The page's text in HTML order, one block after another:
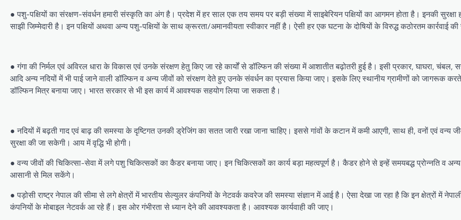
● पशु-पक्षियों का संरक्षण-संवर्धन हमारी संस्कृति का अंग है। प्रदेश में हर साल एक तय समय पर बड़ी संख्या में साइबेरियन पक्षियों का आगमन होता है। इनकी
साझी जिम्मेदारी है। इन पक्षियों अथवा अन्य पशु-पक्षियों के साथ क्रूरता/अमानवीयता स्वीकार नहीं है। ऐसी हर एक घटना के दोषियों के विरुद्ध कठोरतम कार्रवाई की
● गंगा की निर्मल एवं अविरल धारा के विकास एवं उनके संरक्षण हेतु किए जा रहे कार्यों से डॉल्फिन की संख्या में आशातीत बढ़ोतरी हुई है। इसी प्रकार, घाघरा,
आदि अन्य नदियों में भी पाई जाने वाली डॉल्फिन व अन्य जीवों को संरक्षण देते हुए उनके संवर्धन का प्रयास किया जाए। इसके लिए स्थानीय ग्रामीणों को जागरूक
डॉल्फिन मित्र बनाया जाए। भारत सरकार से भी इस कार्य में आवश्यक सहयोग लिया जा सकता है।
● नदियों में बढ़ती गाद एवं बाढ़ की समस्या के दृष्टिगत उनकी ड्रेजिंग का सतत जारी रखा जाना चाहिए। इससे गांवों के कटान में कमी आएगी, साथ ही, वनों एवं वन्य
सुरक्षा की जा सकेगी। आय में वृद्धि भी होगी।
● वन्य जीवों की चिकित्सा-सेवा में लगे पशु चिकित्सकों का कैडर बनाया जाए। इन चिकित्सकों का कार्य बड़ा महत्वपूर्ण है। कैडर होने से इन्हें समयबद्ध प्रोन्नति व
आसानी से मिल सकेंगे।
● पड़ोसी राष्ट्र नेपाल की सीमा से लगे क्षेत्रों में भारतीय सेल्युलर कंपनियों के नेटवर्क कवरेज की समस्या संज्ञान में आई है। ऐसा देखा जा रहा है कि इन क्षेत्रों में
कंपनियों के मोबाइल नेटवर्क आ रहे हैं। इस ओर गंभीरता से ध्यान देने की आवश्यकता है। आवश्यक कार्यवाही की जाए।